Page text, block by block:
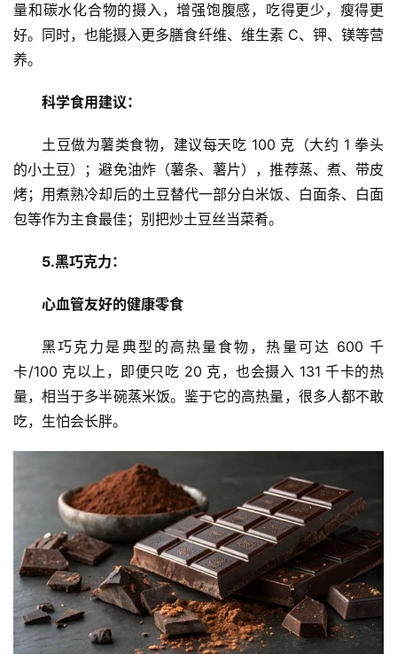
量和碳水化合物的摄入，增强饱腹感，吃得更少，瘦得更
好。同时，也能摄入更多膳食纤维、维生素 C、钾、镁等营
养。
科学食用建议：
土豆做为薯类食物，建议每天吃 100 克（大约 1 拳头
的小土豆）；避免油炸（薯条、薯片），推荐蒸、煮、带皮
烤；用煮熟冷却后的土豆替代一部分白米饭、白面条、白面
包等作为主食最佳；别把炒土豆丝当菜肴。
5.黑巧克力：
心血管友好的健康零食
黑巧克力是典型的高热量食物，热量可达 600 千
卡/100 克以上，即便只吃 20 克，也会摄入 131 千卡的热
量，相当于多半碗蒸米饭。鉴于它的高热量，很多人都不敢
吃，生怕会长胖。